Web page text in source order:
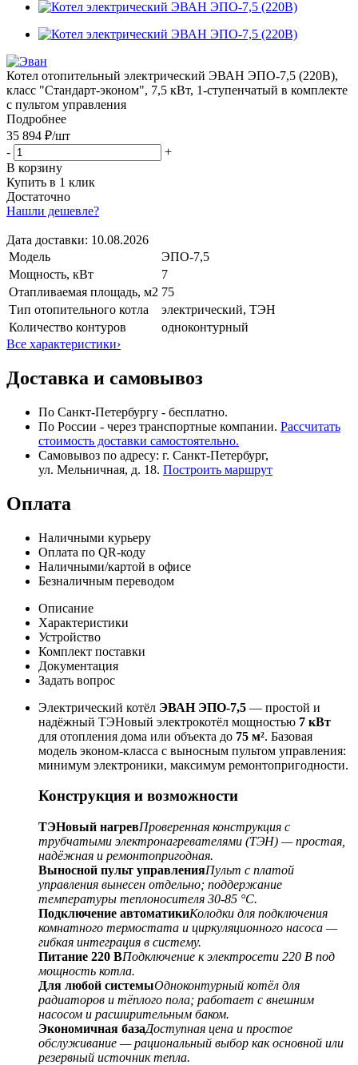
Котел отопительный электрический ЭВАН ЭПО-7,5 (220B),
класс "Стандарт-эконом", 7,5 кВт, 1-ступенчатый в комплекте
с пультом управления
Подробнее
35 894 ₽/шт
-
+
В корзину
Купить в 1 клик
Достаточно
Нашли дешевле?
Дата доставки: 10.08.2026
Модель
ЭПО-7,5
Мощность, кВт
7
Отапливаемая площадь, м2 75
Тип отопительного котла
электрический, ТЭН
Количество контуров
одноконтурный
Все характеристики›
Доставка и самовывоз
По Санкт-Петербургу - бесплатно.
По России - через транспортные компании. Рассчитать
стоимость доставки самостоятельно.
Самовывоз по адресу: г. Санкт-Петербург,
ул. Мельничная, д. 18. Построить маршрут
Оплата
Наличными курьеру
Оплата по QR-коду
Наличными/картой в офисе
Безналичным переводом
Описание
Характеристики
Устройство
Комплект поставки
Документация
Задать вопрос
Электрический котёл ЭВАН ЭПО-7,5 — простой и
надёжный ТЭНовый электрокотёл мощностью 7 кВт
для отопления дома или объекта до 75 м². Базовая
модель эконом-класса с выносным пультом управления:
минимум электроники, максимум ремонтопригодности.
Конструкция и возможности
ТЭНовый нагревПроверенная конструкция с
трубчатыми электронагревателями (ТЭН) — простая,
надёжная и ремонтопригодная.
Выносной пульт управленияПульт с платой
управления вынесен отдельно; поддержание
температуры теплоносителя 30-85 °С.
Подключение автоматикиКолодки для подключения
комнатного термостата и циркуляционного насоса —
гибкая интеграция в систему.
Питание 220 ВПодключение к электросети 220 В под
мощность котла.
Для любой системыОдноконтурный котёл для
радиаторов и тёплого пола; работает с внешним
насосом и расширительным баком.
Экономичная базаДоступная цена и простое
обслуживание — рациональный выбор как основной или
резервный источник тепла.